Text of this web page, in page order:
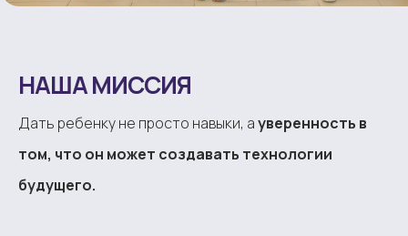
НАША МИССИЯ
Дать ребенку не просто навыки, ауверенность в
том, что он может создавать технологии
будущего.